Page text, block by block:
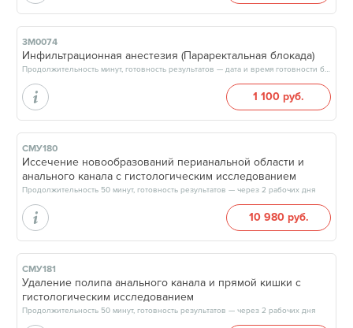
3М0074
Инфильтрационная анестезия (Параректальная блокада)
Продолжительность минут, готовность результатов — дата и время готовности будут сообщены врачом в день приёма
1 100 руб.
СМУ180
Иссечение новообразований перианальной области и
анального канала с гистологическим исследованием
Продолжительность 50 минут, готовность результатов — через 2 рабочих дня
10 980 руб.
СМУ181
Удаление полипа анального канала и прямой кишки с
гистологическим исследованием
Продолжительность 50 минут, готовность результатов — через 2 рабочих дня